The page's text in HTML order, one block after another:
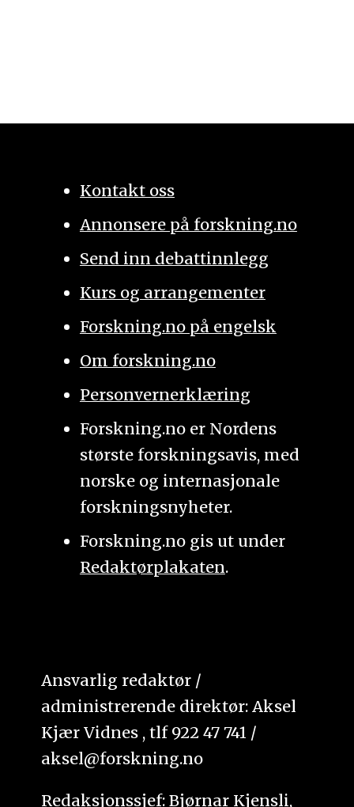
Kontakt oss
Annonsere på forskning.no
Send inn debattinnlegg
Kurs og arrangementer
Forskning.no på engelsk
Om forskning.no
Personvernerklæring
Forskning.no er Nordens
største forskningsavis, med
norske og internasjonale
forskningsnyheter.
Forskning.no gis ut under
Redaktørplakaten.
Ansvarlig redaktør /
administrerende direktør: Aksel
Kjær Vidnes , tlf 922 47 741 /
aksel@forskning.no
Redaksjonssjef: Bjørnar Kjensli,